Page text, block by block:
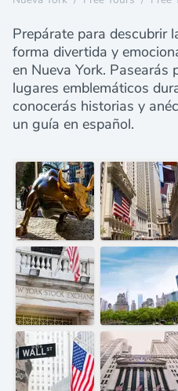
Prepárate para descubrir
forma divertida y
en Nueva York. Pasearás
lugares emblemáticos
conocerás historias y
un guía en español.